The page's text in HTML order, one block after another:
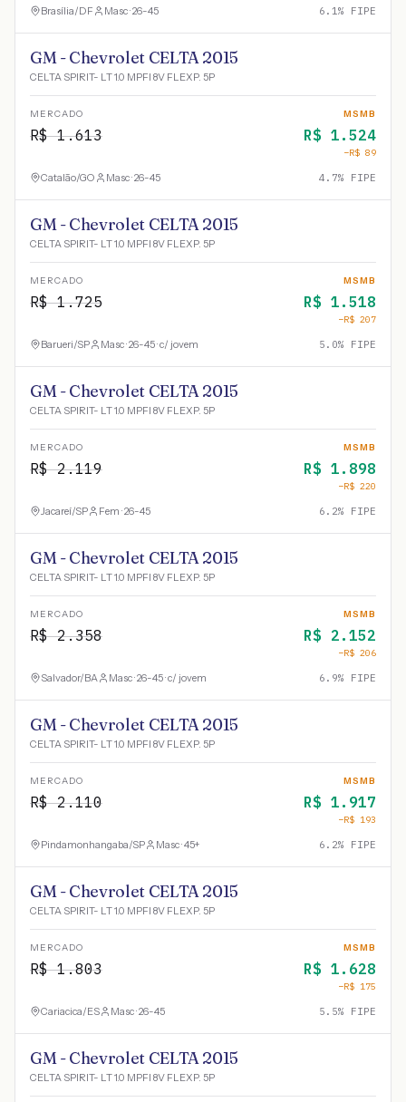
Brasília/DF Masc · 26-45 6.1% FIPE
GM - Chevrolet CELTA 2015
CELTA SPIRIT- LT 1.0 MPFI 8V FLEXP. 5P
MERCADO
R$1.613
MSMB
R$ 1.524
−R$ 89
Catalão/GO Masc · 26-45 4.7% FIPE
GM - Chevrolet CELTA 2015
CELTA SPIRIT- LT 1.0 MPFI 8V FLEXP. 5P
MERCADO
R$1.725
MSMB
R$ 1.518
−R$ 207
Barueri/SP Masc · 26-45 · c/ jovem 5.0% FIPE
GM - Chevrolet CELTA 2015
CELTA SPIRIT- LT 1.0 MPFI 8V FLEXP. 5P
MERCADO
R$2.119
MSMB
R$ 1.898
−R$ 220
Jacareí/SP Fem · 26-45 6.2% FIPE
GM - Chevrolet CELTA 2015
CELTA SPIRIT- LT 1.0 MPFI 8V FLEXP. 5P
MERCADO
R$2.358
MSMB
R$ 2.152
−R$ 206
Salvador/BA Masc · 26-45 · c/ jovem 6.9% FIPE
GM - Chevrolet CELTA 2015
CELTA SPIRIT- LT 1.0 MPFI 8V FLEXP. 5P
MERCADO
R$2.110
MSMB
R$ 1.917
−R$ 193
Pindamonhangaba/SP Masc · 45+ 6.2% FIPE
GM - Chevrolet CELTA 2015
CELTA SPIRIT- LT 1.0 MPFI 8V FLEXP. 5P
MERCADO
R$1.803
MSMB
R$ 1.628
−R$ 175
Cariacica/ES Masc · 26-45 5.5% FIPE
GM - Chevrolet CELTA 2015
CELTA SPIRIT- LT 1.0 MPFI 8V FLEXP. 5P